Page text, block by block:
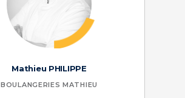
Mathieu PHILIPPE
BOULANGERIES MATHIEU